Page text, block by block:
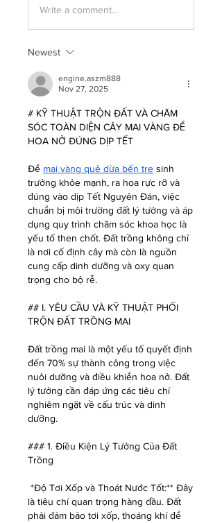
Write a comment...
Newest
engine.aszm888
Nov 27, 2025
# KỸ THUẬT TRỘN ĐẤT VÀ CHĂM
SÓC TOÀN DIỆN CÂY MAI VÀNG ĐỂ
HOA NỞ ĐÚNG DỊP TẾT
Để mai vàng quê dừa bến tre sinh
trưởng khỏe mạnh, ra hoa rực rỡ và
đúng vào dịp Tết Nguyên Đán, việc
chuẩn bị môi trường đất lý tưởng và áp
dụng quy trình chăm sóc khoa học là
yếu tố then chốt. Đất trồng không chỉ
là nơi cố định cây mà còn là nguồn
cung cấp dinh dưỡng và oxy quan
trọng cho bộ rễ.
## I. YÊU CẦU VÀ KỸ THUẬT PHỐI
TRỘN ĐẤT TRỒNG MAI
Đất trồng mai là một yếu tố quyết định
đến 70% sự thành công trong việc
nuôi dưỡng và điều khiển hoa nở. Đất
lý tưởng cần đáp ứng các tiêu chí
nghiêm ngặt về cấu trúc và dinh
dưỡng.
### 1. Điều Kiện Lý Tưởng Của Đất
Trồng
*Độ Tơi Xốp và Thoát Nước Tốt:** Đây
là tiêu chí quan trọng hàng đầu. Đất
phải đảm bảo tơi xốp, thoáng khí để